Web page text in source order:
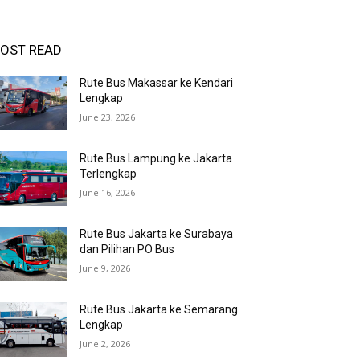
READ
Rute Bus Makassar ke Kendari
Lengkap
June 23, 2026
Rute Bus Lampung ke Jakarta
Terlengkap
June 16, 2026
Rute Bus Jakarta ke Surabaya
dan Pilihan PO Bus
June 9, 2026
Rute Bus Jakarta ke Semarang
Lengkap
June 2, 2026